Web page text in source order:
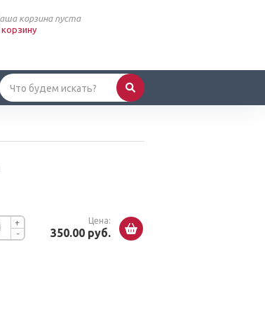
корзина пуста
-
+ Цена:
350.00 руб.